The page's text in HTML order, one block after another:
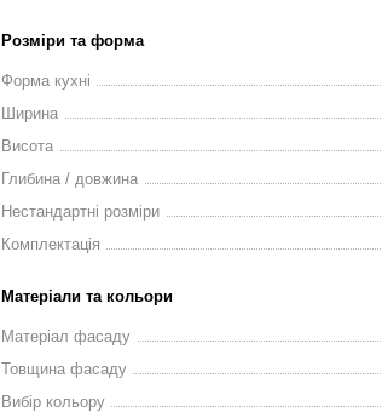
Розміри та форма
Форма кухні
Ширина
Висота
Глибина / довжина
Нестандартні розміри
Комплектація
Матеріали та кольори
Матеріал фасаду
Товщина фасаду
Вибір кольору